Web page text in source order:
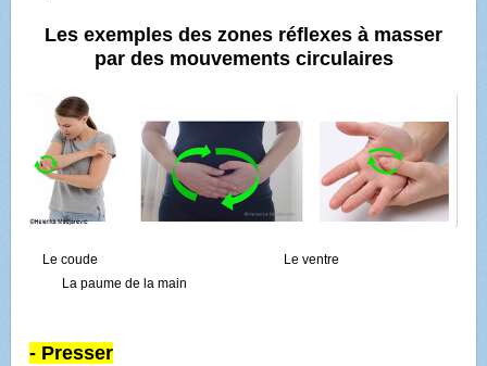
Les exemples des zones réflexes à masser
par des mouvements circulaires
Le coude Le ventre
La paume de la main
- Presser